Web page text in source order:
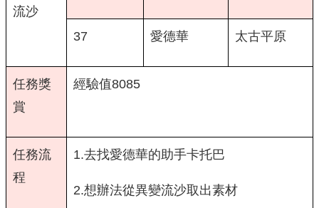
流沙
37 愛德華 太古平原
任務獎
賞
經驗值8085
任務流
程
1.去找愛德華的助手卡托巴
2.想辦法從異變流沙取出素材